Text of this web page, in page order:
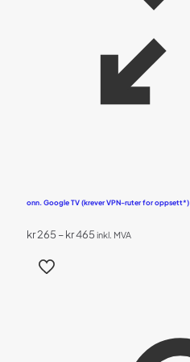
onn. Google TV (krever VPN-ruter for oppsett*)
kr265 –kr465Prisområde:
inkl. MVA
Dette
produktet